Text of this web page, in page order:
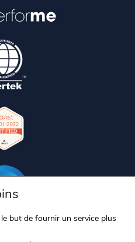
but de fournir un service plus